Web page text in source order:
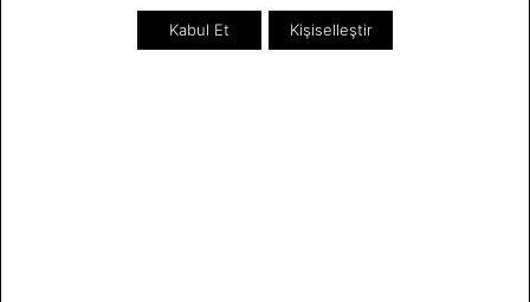
Neden Saat ve Saat
Kadın Saat
Tüm Ürünler
Kabul Et Kişiselleştir